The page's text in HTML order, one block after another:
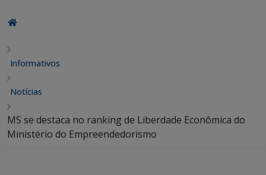
Informativos
Notícias
MS se destaca no ranking de Liberdade Econômica do
Ministério do Empreendedorismo